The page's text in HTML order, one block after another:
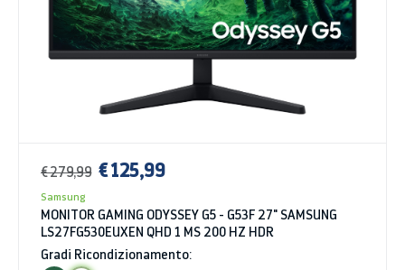
€ 279,99 € 125,99
Samsung
MONITOR GAMING ODYSSEY G5 - G53F 27" SAMSUNG
LS27FG530EUXEN QHD 1 MS 200 HZ HDR
Gradi Ricondizionamento: